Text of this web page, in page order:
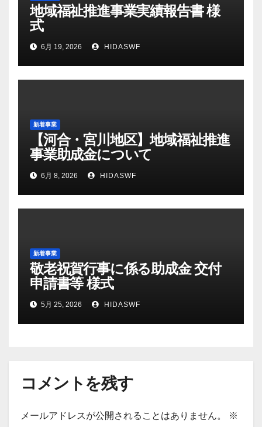
地域福祉推進事業実績報告書 様
式
6月 19, 2026 HIDASWF
新着事業
【河合・宮川地区】地域福祉推進
事業助成金について
6月 8, 2026 HIDASWF
新着事業
敬老祝賀行事に係る助成金 交付
申請書等 様式
5月 25, 2026 HIDASWF
コメントを残す
メールアドレスが公開されることはありません。
※